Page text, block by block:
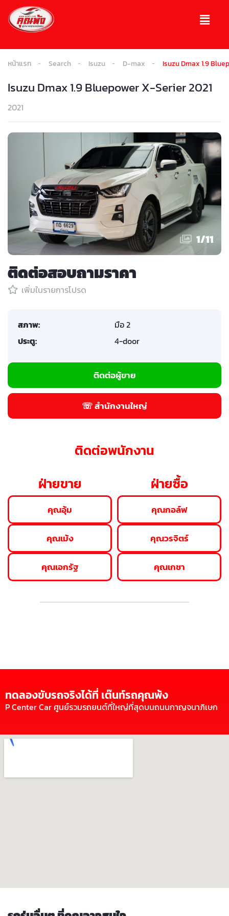
หน้าแรก Search Isuzu D-max Isuzu Dmax 1.9
Isuzu Dmax 1.9 Bluepower X-Serier 2021
2021
1/11
ติดต่อสอบถามราคา
เพิ่มในรายการโปรด
สภาพ:
มือ 2
ประตู:
4-door
ติดต่อผู้ขาย
☏ สำนักงานใหญ่
ติดต่อพนักงาน
ฝ่ายขาย
คุณอุ้ม
คุณเม้ง
คุณเอกรัฐ
ฝ่ายซื้อ
คุณกอล์ฟ
คุณวรจิตร์
คุณเกชา
ทดลองขับรถจริงได้ที่ เต๊นท์รถคุณพ้ง
P Center Car ศูนย์รวมรถยนต์ที่ใหญ่ที่สุดบนถนนกาญจนาภิเษก